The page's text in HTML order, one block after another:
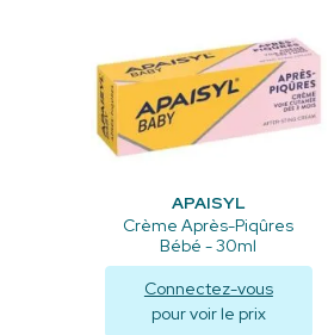
APAISYL
Crème Après-Piqûres
Bébé - 30ml
Connectez-vous
pour voir le prix